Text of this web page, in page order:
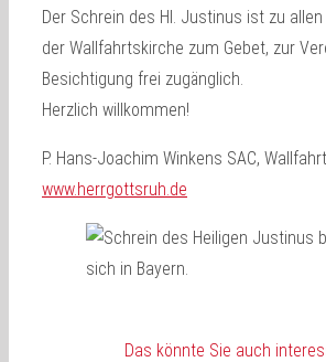
Der Schrein des Hl. Justinus ist zu
der Wallfahrtskirche zum Gebet, zur
Besichtigung frei zugänglich.
Herzlich willkommen!
P. Hans-Joachim Winkens SAC,
www.herrgottsruh.de
Das könnte Sie auch